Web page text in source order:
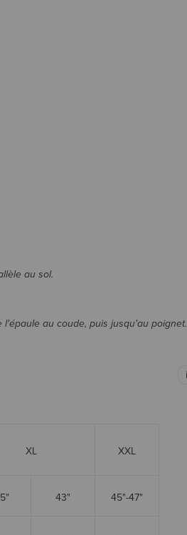
au sol.
au coude, puis jusqu'au poignet.
XL XXL
43" 45"-47"